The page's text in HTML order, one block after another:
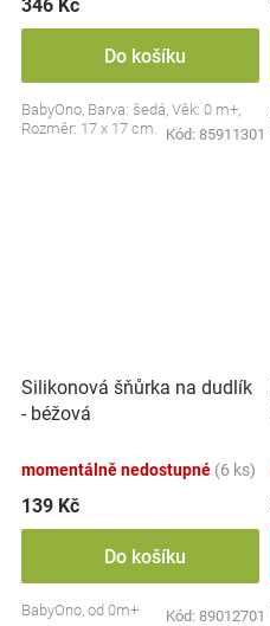
346 Kč
Do košíku
BabyOno, Barva: šedá, Věk: 0 m+,
Rozměr: 17 x 17 cm.
Kód: 85911301
Silikonová šňůrka na dudlík
- béžová
momentálně nedostupné (6 ks)
139 Kč
Do košíku
BabyOno, od 0m+ Kód: 89012701